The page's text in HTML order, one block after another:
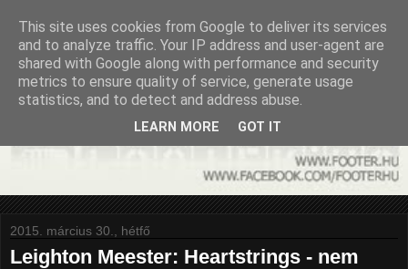
2015. március 30., hétfő
Leighton Meester: Heartstrings - nem
This site uses cookies from Google to deliver its services
and to analyze traffic. Your IP address and user-agent are
shared with Google along with performance and security
metrics to ensure quality of service, generate usage
statistics, and to detect and address abuse.
LEARN MORE GOT IT